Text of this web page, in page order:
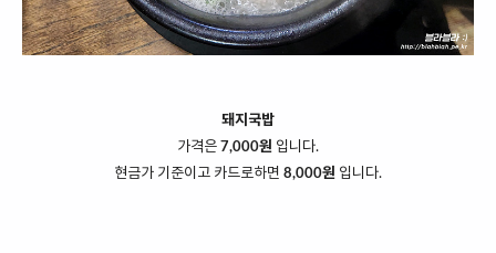
돼지국밥
가격은 7,000원 입니다.
현금가 기준이고 카드로하면 8,000원 입니다.